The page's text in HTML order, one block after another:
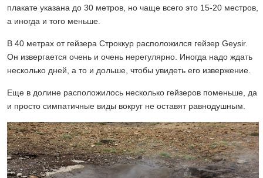
плакате указана до 30 метров, но чаще всего это 15-20 местров,
а иногда и того меньше.
В 40 метрах от гейзера Строккур расположился гейзер Geysir.
Он извергается очень и очень нерегулярно. Иногда надо ждать
несколько дней, а то и дольше, чтобы увидеть его извержение.
Еще в долине расположилось несколько гейзеров поменьше, да
и просто симпатичные виды вокруг не оставят равнодушным.